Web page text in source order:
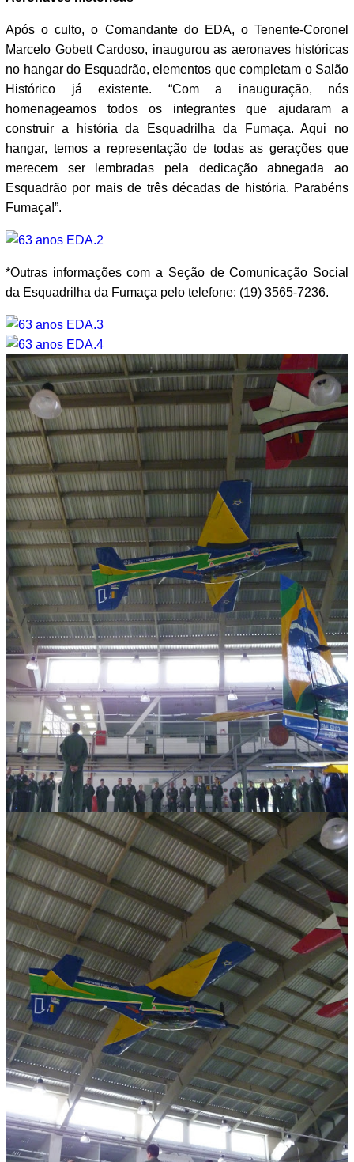
Após o culto, o Comandante do EDA, o Tenente-Coronel
Marcelo Gobett Cardoso, inaugurou as aeronaves históricas
no hangar do Esquadrão, elementos que completam o Salão
Histórico já existente. “Com a inauguração, nós
homenageamos todos os integrantes que ajudaram a
construir a história da Esquadrilha da Fumaça. Aqui no
hangar, temos a representação de todas as gerações que
merecem ser lembradas pela dedicação abnegada ao
Esquadrão por mais de três décadas de história. Parabéns
Fumaça!”.
*Outras informações com a Seção de Comunicação Social
da Esquadrilha da Fumaça pelo telefone: (19) 3565-7236.